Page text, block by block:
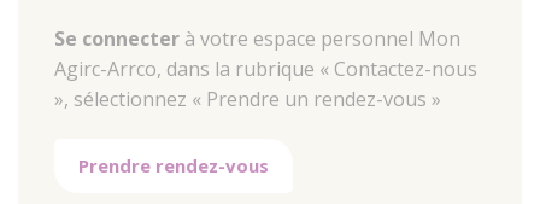
Se connecter à votre espace personnel Mon
Agirc-Arrco, dans la rubrique « Contactez-nous
», sélectionnez « Prendre un rendez-vous »
Prendre rendez-vous